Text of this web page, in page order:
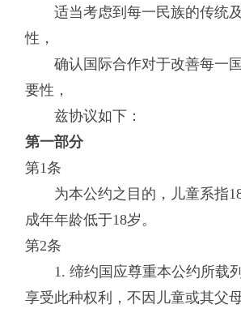
适当考虑到每一民族的传统及
性，
确认国际合作对于改善每一国
要性，
兹协议如下：
第一部分
第1条
为本公约之目的，儿童系指18
成年年龄低于18岁。
第2条
1. 缔约国应尊重本公约所载列
享受此种权利，不因儿童或其父